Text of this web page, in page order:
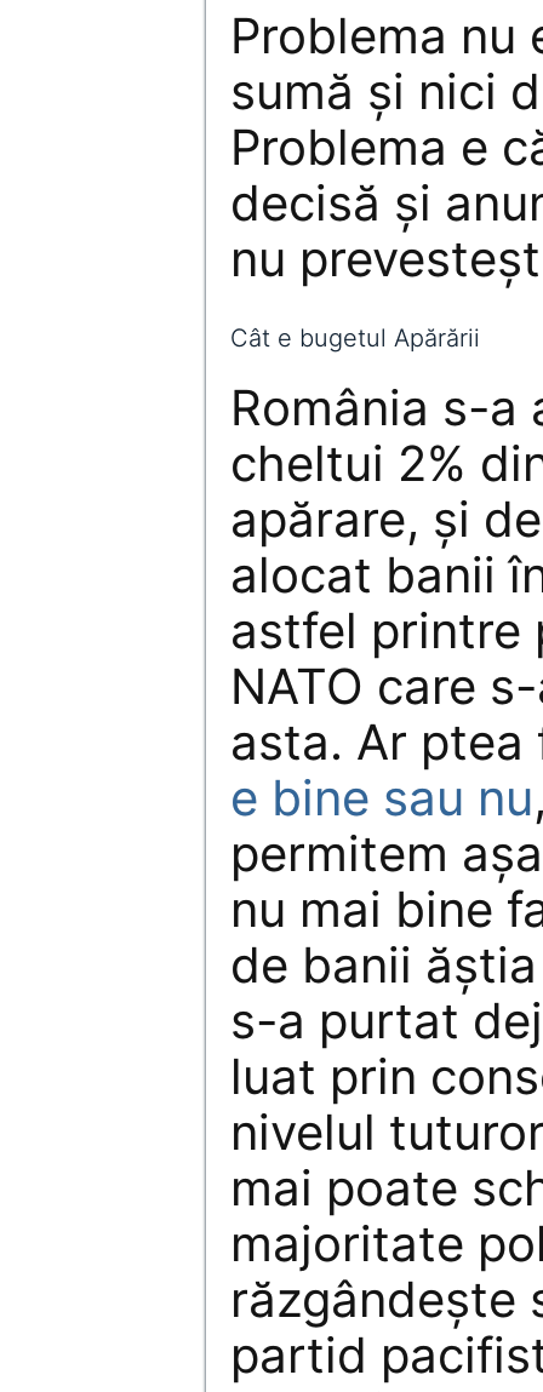
Problema nu
sumă și nici
Problema e
decisă și
nu
Cât e bugetul Apărării
România s-a
cheltui 2%
apărare, și
alocat banii
astfel printre
NATO care
asta. Ar
e bine sau nu
permitem
nu mai bine
de banii
s-a purtat
luat prin
nivelul
mai poate
majoritate
răzgândește
partid